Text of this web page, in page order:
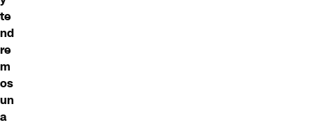
te
nd
re
m
os
un
a